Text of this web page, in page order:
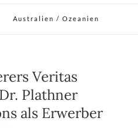
Australien / Ozeanien
Veritas
Plathner
als Erwerber